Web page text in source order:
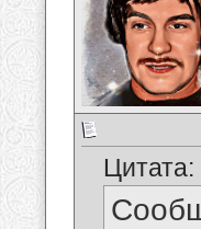
Цитата: